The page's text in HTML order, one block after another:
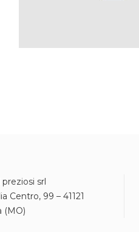
preziosi srl
Centro, 99 – 41121
(MO)